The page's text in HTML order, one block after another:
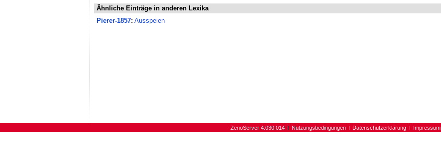
Ähnliche Einträge in anderen Lexika
Pierer-1857: Ausspeien
ZenoServer 4.030.014 Nutzungsbedingungen Datenschutzerklärung Impressum